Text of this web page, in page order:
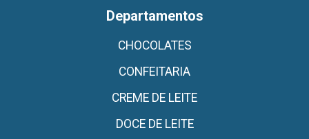
Departamentos
CHOCOLATES
CONFEITARIA
CREME DE LEITE
DOCE DE LEITE